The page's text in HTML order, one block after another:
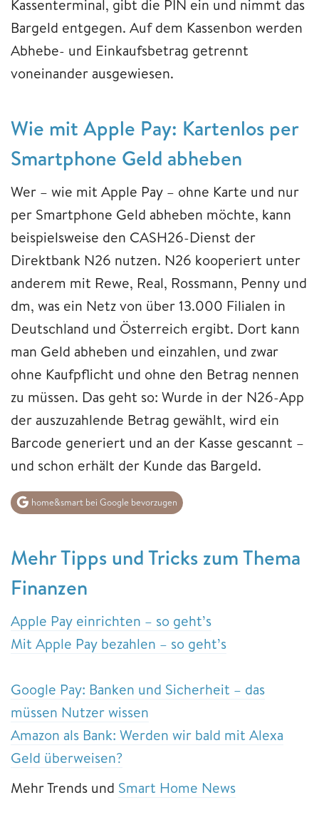
Kassenterminal, gibt die PIN ein und nimmt das
Bargeld entgegen. Auf dem Kassenbon werden
Abhebe- und Einkaufsbetrag getrennt
voneinander ausgewiesen.
Wie mit Apple Pay: Kartenlos per
Smartphone Geld abheben
Wer – wie mit Apple Pay – ohne Karte und nur
per Smartphone Geld abheben möchte, kann
beispielsweise den CASH26-Dienst der
Direktbank N26 nutzen. N26 kooperiert unter
anderem mit Rewe, Real, Rossmann, Penny und
dm, was ein Netz von über 13.000 Filialen in
Deutschland und Österreich ergibt. Dort kann
man Geld abheben und einzahlen, und zwar
ohne Kaufpflicht und ohne den Betrag nennen
zu müssen. Das geht so: Wurde in der N26-App
der auszuzahlende Betrag gewählt, wird ein
Barcode generiert und an der Kasse gescannt –
und schon erhält der Kunde das Bargeld.
home&smart bei Google bevorzugen
Mehr Tipps und Tricks zum Thema
Finanzen
Apple Pay einrichten – so geht’s
Mit Apple Pay bezahlen – so geht’s
Google Pay: Banken und Sicherheit – das
müssen Nutzer wissen
Amazon als Bank: Werden wir bald mit Alexa
Geld überweisen?
Mehr Trends und Smart Home News